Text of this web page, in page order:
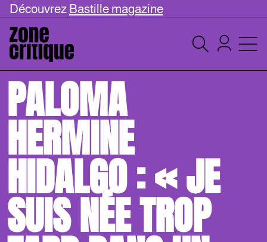
Découvrez Bastille magazine
PALOMA
HERMINE
HIDALGO : « JE
SUIS NÉE TROP